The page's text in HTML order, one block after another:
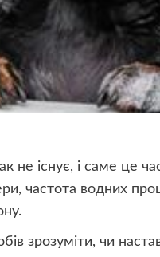
не існує, і саме це
частота водних
зрозуміти, чи